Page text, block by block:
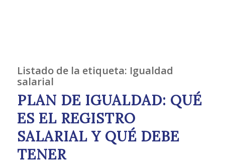
Listado de la etiqueta: Igualdad
salarial
PLAN DE IGUALDAD: QUÉ
ES EL REGISTRO
SALARIAL Y QUÉ DEBE
TENER